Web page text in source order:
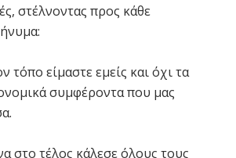
στέλνοντας προς κάθε
τόπο είμαστε εμείς και όχι τα
συμφέροντα που μας
στο τέλος κάλεσε όλους τους